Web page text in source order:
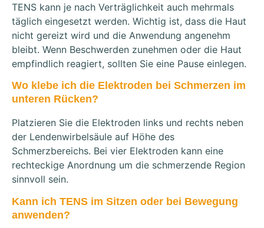
TENS kann je nach Verträglichkeit auch mehrmals
täglich eingesetzt werden. Wichtig ist, dass die Haut
nicht gereizt wird und die Anwendung angenehm
bleibt. Wenn Beschwerden zunehmen oder die Haut
empfindlich reagiert, sollten Sie eine Pause einlegen.
Wo klebe ich die Elektroden bei Schmerzen im
unteren Rücken?
Platzieren Sie die Elektroden links und rechts neben
der Lendenwirbelsäule auf Höhe des
Schmerzbereichs. Bei vier Elektroden kann eine
rechteckige Anordnung um die schmerzende Region
sinnvoll sein.
Kann ich TENS im Sitzen oder bei Bewegung
anwenden?